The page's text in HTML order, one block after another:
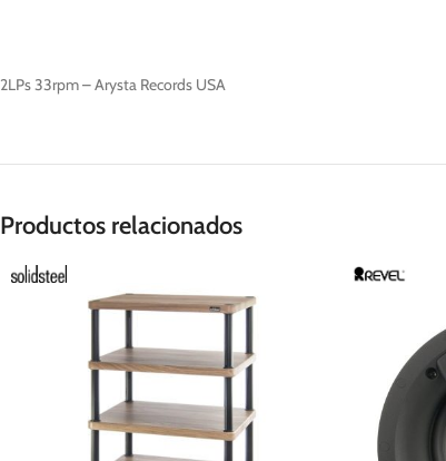
2LPs 33rpm – Arysta Records USA
Productos relacionados